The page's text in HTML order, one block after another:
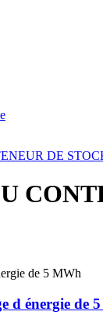
DE
d énergie de